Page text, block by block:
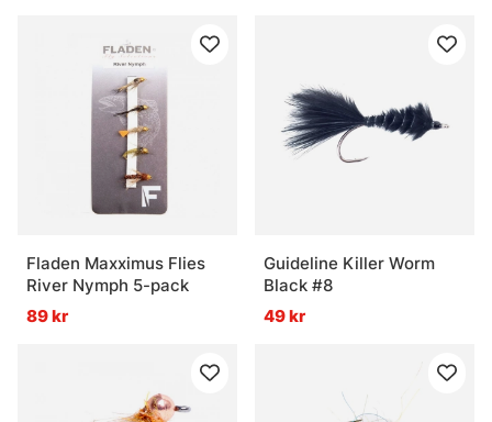
Fladen Maxximus Flies
River Nymph 5-pack
89 kr
Guideline Killer Worm
Black #8
49 kr